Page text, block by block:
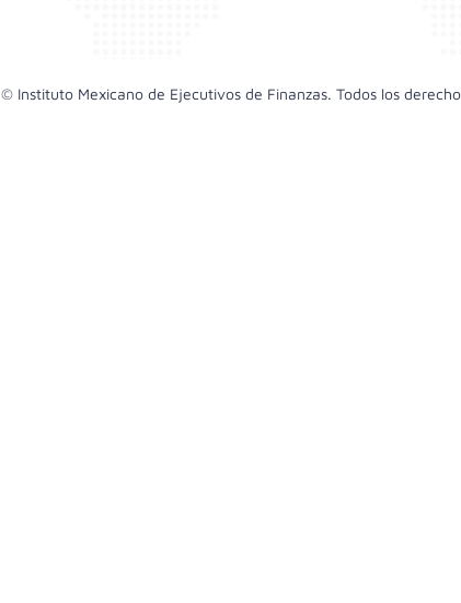
© Instituto Mexicano de Ejecutivos de Finanzas. Todos los